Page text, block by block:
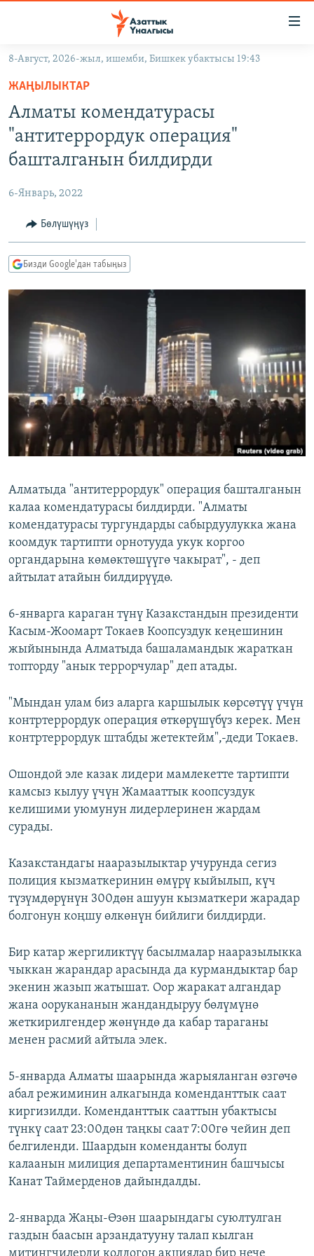
Навигацияга
өтүңүз
Издөөгө
салыңыз
МАДАНИЯТ
ДҮЙНӨ
УКРАИНА
ТВ ПРОГРАММАЛАР
БҮГҮН АЗАТТЫКТА
ЭЖЕ-СИҢДИЛЕР
АЗАТТЫК+
ЫҢГАЙСЫЗ СУРООЛОР
ПОДКАСТ
Русский
ОНЛАЙН ШЕРИНЕ
ЭЕ/АРнун бардык сайттары
8-Август, 2026-жыл, ишемби, Бишкек убактысы 19:43
ЖАҢЫЛЫКТАР
Алматы комендатурасы
"антитеррордук операция"
башталганын билдирди
6-Январь, 2022
Бөлүшүңүз
Бизди Google'дан табыңыз
Алматыда "антитеррордук" операция башталганын
калаа комендатурасы билдирди. "Алматы
комендатурасы тургундарды сабырдуулукка жана
коомдук тартипти орнотууда укук коргоо
органдарына көмөктөшүүгө чакырат", - деп
айтылат атайын билдирүүдө.
6-январга караган түнү Казакстандын президенти
Касым-Жоомарт Токаев Коопсуздук кеңешинин
жыйынында Алматыда башаламандык жараткан
топторду "анык террорчулар" деп атады.
"Мындан улам биз аларга каршылык көрсөтүү үчүн
контртеррордук операция өткөрүшүбүз керек. Мен
контртеррордук штабды жетектейм",-деди Токаев.
Ошондой эле казак лидери мамлекетте тартипти
камсыз кылуу үчүн Жамааттык коопсуздук
келишими уюмунун лидерлеринен жардам
сурады.
Казакстандагы нааразылыктар учурунда сегиз
полиция кызматкеринин өмүрү кыйылып, күч
түзүмдөрүнүн 300дөн ашуун кызматкери жарадар
болгонун коңшу өлкөнүн бийлиги билдирди.
Бир катар жергиликтүү басылмалар нааразылыкка
чыккан жарандар арасында да курмандыктар бар
экенин жазып жатышат. Оор жаракат алгандар
жана оорукананын жандандыруу бөлүмүнө
жеткирилгендер жөнүндө да кабар тараганы
менен расмий айтыла элек.
5-январда Алматы шаарында жарыяланган өзгөчө
абал режиминин алкагында коменданттык саат
киргизилди. Коменданттык сааттын убактысы
түнкү саат 23:00дөн таңкы саат 7:00гө чейин деп
белгиленди. Шаардын коменданты болуп
калаанын милиция департаментинин башчысы
Канат Таймерденов дайындалды.
2-январда Жаңы-Өзөн шаарындагы суюлтулган
газдын баасын арзандатууну талап кылган